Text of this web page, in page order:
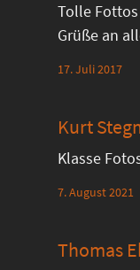
Tolle
Grüße an
17. Juli 2017
Kurt
Klasse
7. August 2021
Thomas